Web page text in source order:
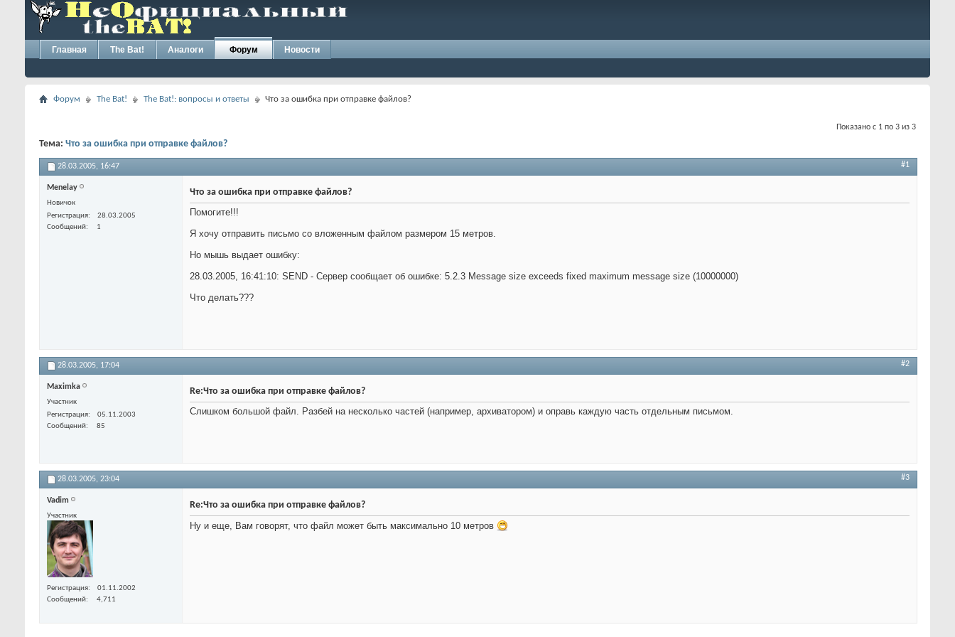
Главная The Bat! Аналоги Форум Новости
Форум The Bat! The Bat!: вопросы и ответы Что за ошибка при отправке файлов?
Показано с 1 по 3 из 3
Тема: Что за ошибка при отправке файлов?
28.03.2005, 16:47 #1
Menelay
Новичок
Регистрация
28.03.2005
Сообщений
1
Что за ошибка при отправке файлов?
Помогите!!!
Я хочу отправить письмо со вложенным файлом размером 15 метров.
Но мышь выдает ошибку:
28.03.2005, 16:41:10: SEND - Сервер сообщает об ошибке: 5.2.3 Message size exceeds fixed maximum message size (10000000)
Что делать???
28.03.2005, 17:04 #2
Maximka
Участник
Регистрация
05.11.2003
Сообщений
85
Re:Что за ошибка при отправке файлов?
Слишком большой файл. Разбей на несколько частей (например, архиватором) и оправь каждую часть отдельным письмом.
28.03.2005, 23:04 #3
Vadim
Участник
Регистрация
01.11.2002
Сообщений
4,711
Re:Что за ошибка при отправке файлов?
Ну и еще, Вам говорят, что файл может быть максимально 10 метров